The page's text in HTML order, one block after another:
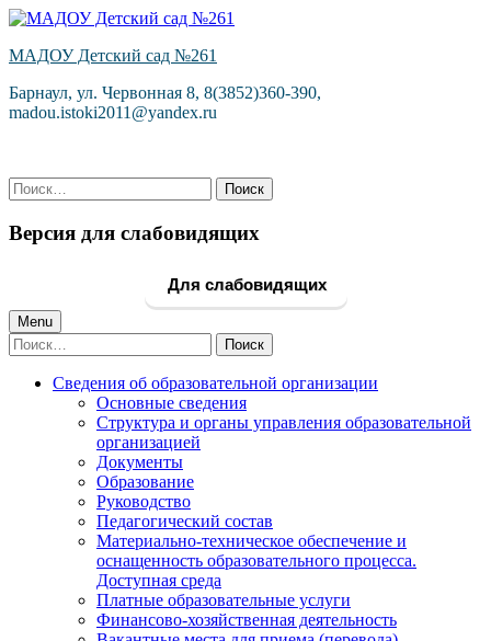
Skip
content
МАДОУ Детский сад №261
Барнаул, ул. Червонная 8, 8(3852)360-390,
madou.istoki2011@yandex.ru
Найти:
Версия для слабовидящих
Для слабовидящих
Primary
Menu
Menu
Найти:
Сведения об образовательной организации
Основные сведения
Структура и органы управления образовательной
организацией
Документы
Образование
Руководство
Педагогический состав
Материально-техническое обеспечение и
оснащенность образовательного процесса.
Доступная среда
Платные образовательные услуги
Финансово-хозяйственная деятельность